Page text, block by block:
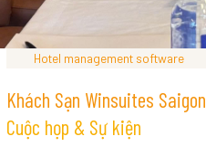
Hotel management software
Khách Sạn Winsuites Saigon
Cuộc họp & Sự kiện